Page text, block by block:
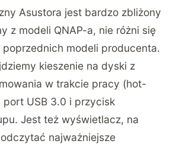
Asustora jest bardzo zbliżony
z modeli QNAP-a, nie różni się
modeli producenta.
kieszenie na dyski z
w trakcie pracy (hot-
port USB 3.0 i przycisk
Jest też wyświetlacz, na
najważniejsze